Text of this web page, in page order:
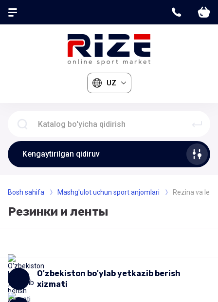
UZ
Kengaytirilgan qidiruv
Bosh sahifa Mashg'ulot uchun sport anjomlari Rezina va
Резинки и ленты
O'zbekiston bo'ylab yetkazib berish
xizmati